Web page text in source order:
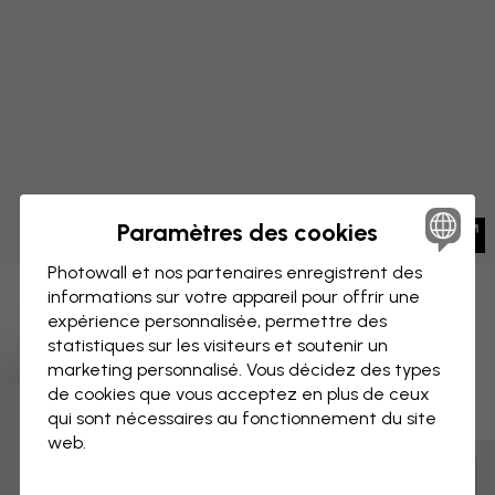
Horizon de Varsovie, Pologne
IMPRESSION SUR TOILE Enregistrer
Paramètres des cookies
Photowall et nos partenaires enregistrent des
informations sur votre appareil pour offrir une
expérience personnalisée, permettre des
statistiques sur les visiteurs et soutenir un
marketing personnalisé. Vous décidez des types
de cookies que vous acceptez en plus de ceux
qui sont nécessaires au fonctionnement du site
web.